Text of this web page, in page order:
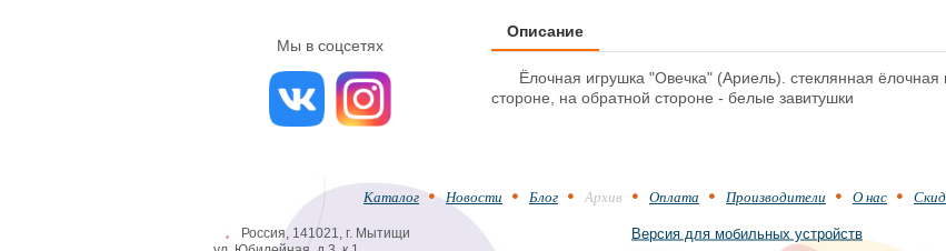
Описание
Ёлочная игрушка "Овечка" (Ариель). стеклянная
стороне, на обратной стороне - белые завитушки
Мы в соцсетях
Каталог Новости Блог Архив Оплата Производители О нас
Россия, 141021, г. Мытищи
Версия для мобильных устройств